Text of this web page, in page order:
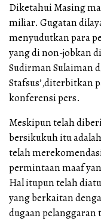
Diketahui Masing
miliar. Gugatan
menyudutkan para
yang di non-jobkan
Sudirman Sulaiman
Stafsus’,diterbitkan
konferensi pers.
Meskipun telah
bersikukuh itu
telah
permintaan maaf
Hal itupun telah
yang berkaitan
dugaan